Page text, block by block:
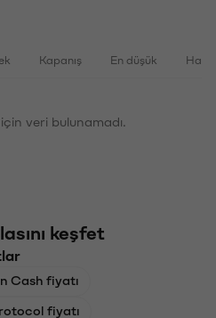
Kapanış En düşük
veri bulunamadı.
keşfet
Cash fiyatı
fiyatı